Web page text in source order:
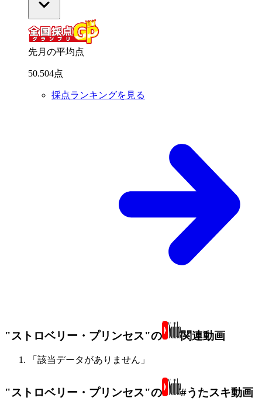
先月の平均点
50.504点
採点ランキングを見る
"ストロベリー・プリンセス"の 関連動画
「該当データがありません」
"ストロベリー・プリンセス"の #うたスキ動画